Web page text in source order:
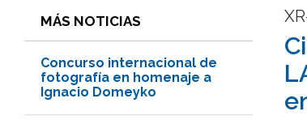
MÁS NOTICIAS
Concurso internacional de
fotografía en homenaje a
Ignacio Domeyko